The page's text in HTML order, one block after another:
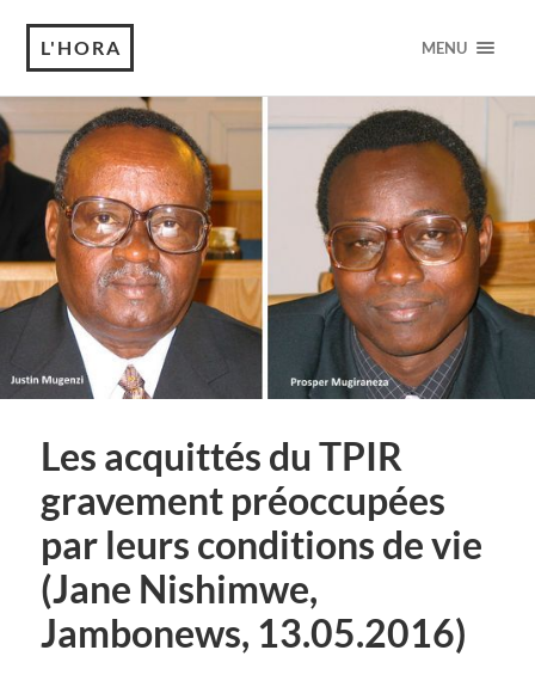
L'HORA MENU
Les acquittés du TPIR
gravement préoccupées
par leurs conditions de vie
(Jane Nishimwe,
Jambonews, 13.05.2016)